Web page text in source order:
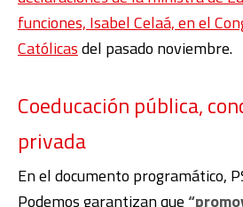
funciones, Isabel Celaá, en el
Católicasdel pasado noviembre.
Coeducación pública,
privada
En el documento programático,
Podemos garantizan que